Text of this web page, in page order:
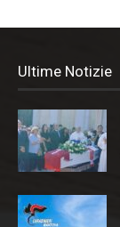
Ultime Notizie